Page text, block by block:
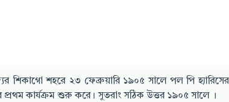
শিকাগো শহরে ২৩ ফেব্রুয়ারি ১৯০৫ সালে পল পি হ্যারিসের
প্রথম কার্যক্রম শুরু করে। সুতরাং সঠিক উত্তর ১৯০৫ সালে ।